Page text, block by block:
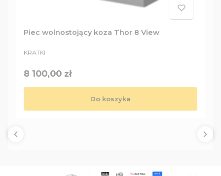
Piec wolnostojący koza Thor 8 View
PRODUCENT
KRATKI
Cena
8 100,00 zł
Do koszyka